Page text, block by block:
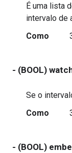
É uma lista
intervalo de
Como
- (BOOL)
Se o
Como
- (BOOL)